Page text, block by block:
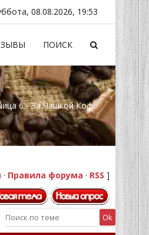
08.08.2026, 19:53
ПОИСК
6 - За Чашкой Кофе
· Правила форума · RSS ]